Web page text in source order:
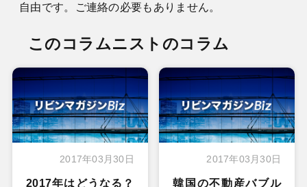
自由です。ご連絡の必要もありません。
このコラムニストのコラム
2017年03月30日
2017年はどうなる？
2017年03月30日
韓国の不動産バブル